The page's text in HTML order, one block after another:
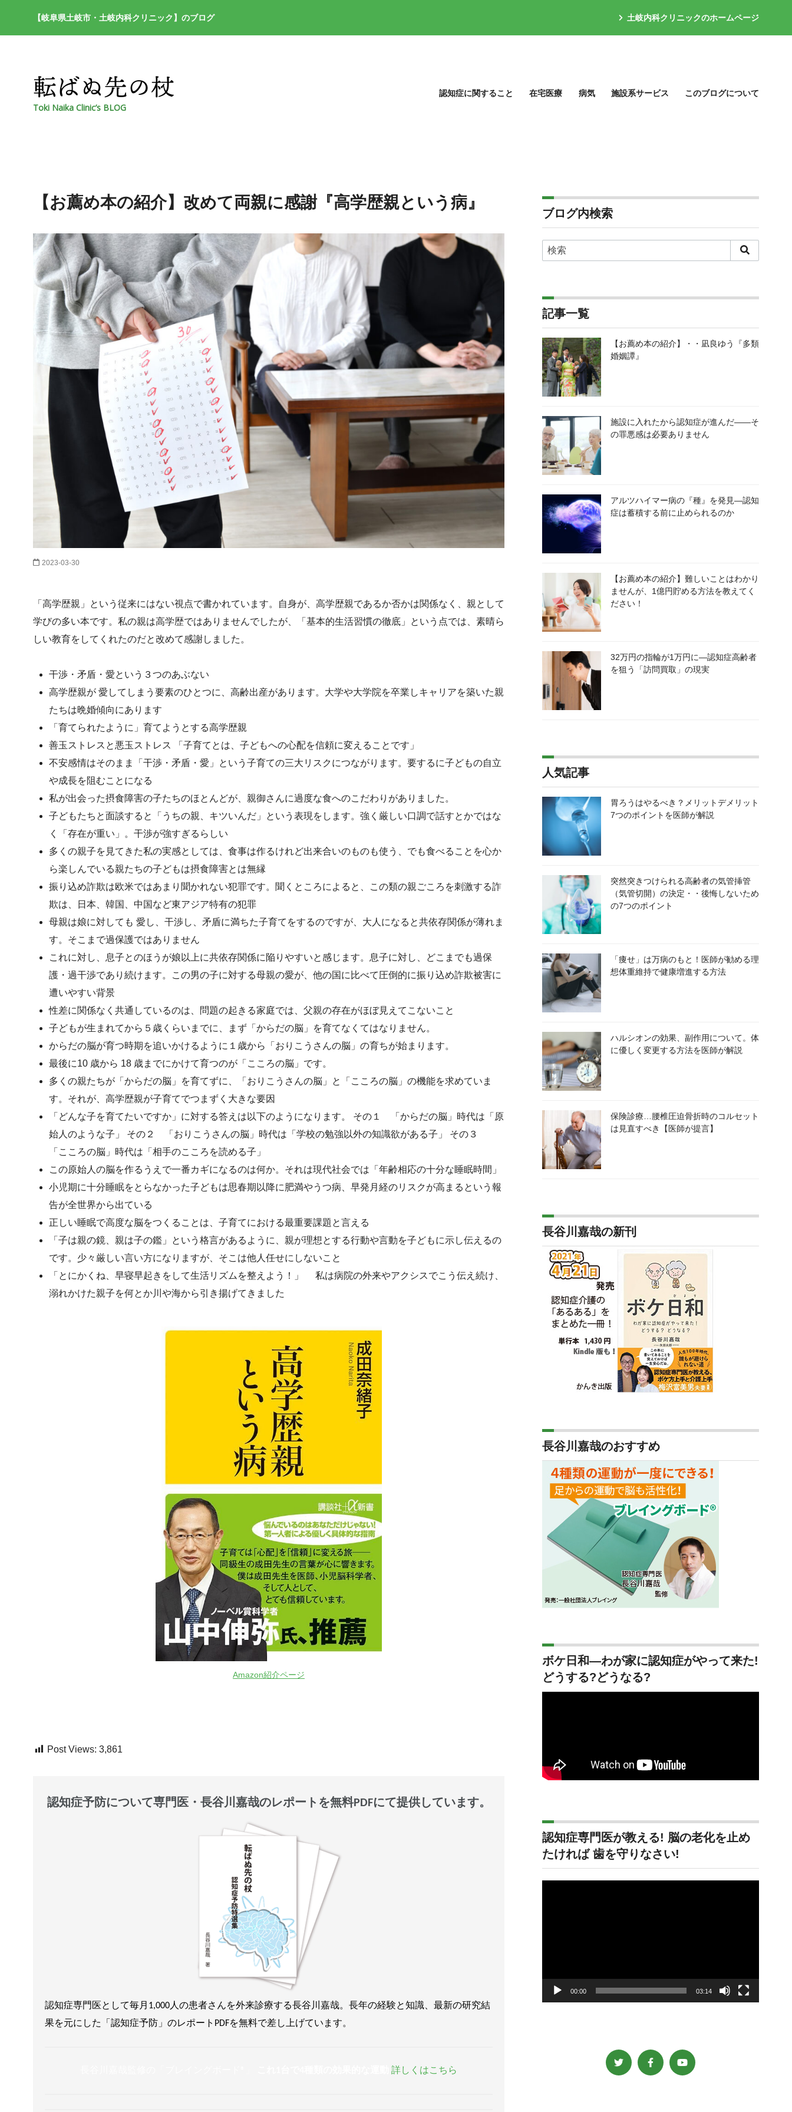
【岐阜県土岐市・土岐内科クリニック】のブログ 土岐内科クリニックのホームページ
Toki Naika Clinic’s BLOG
認知症に関すること 在宅医療 病気 施設系サービス このブログについて
【お薦め本の紹介】改めて両親に感謝『高学歴親という病』
2023-03-30
「高学歴親」という従来にはない視点で書かれています。自身が、高学歴親であるか否かは関係なく、親として
学びの多い本です。私の親は高学歴ではありませんでしたが、「基本的生活習慣の徹底」という点では、素晴ら
しい教育をしてくれたのだと改めて感謝しました。
干渉・矛盾・愛という３つのあぶない
高学歴親が 愛してしまう要素のひとつに、高齢出産があります。大学や大学院を卒業しキャリアを築いた親
たちは晩婚傾向にあります
「育てられたように」育てようとする高学歴親
善玉ストレスと悪玉ストレス 「子育てとは、子どもへの心配を信頼に変えることです」
不安感情はそのまま「干渉・矛盾・愛」という子育ての三大リスクにつながります。要するに子どもの自立
や成長を阻むことになる
私が出会った摂食障害の子たちのほとんどが、親御さんに過度な食へのこだわりがありました。
子どもたちと面談すると「うちの親、キツいんだ」という表現をします。強く厳しい口調で話すとかではな
く「存在が重い」。干渉が強すぎるらしい
多くの親子を見てきた私の実感としては、食事は作るけれど出来合いのものも使う、でも食べることを心か
ら楽しんでいる親たちの子どもは摂食障害とは無縁
振り込め詐欺は欧米ではあまり聞かれない犯罪です。聞くところによると、この類の親ごころを刺激する詐
欺は、日本、韓国、中国など東アジア特有の犯罪
母親は娘に対しても 愛し、干渉し、矛盾に満ちた子育てをするのですが、大人になると共依存関係が薄れま
す。そこまで過保護ではありません
これに対し、息子とのほうが娘以上に共依存関係に陥りやすいと感じます。息子に対し、どこまでも過保
護・過干渉であり続けます。この男の子に対する母親の愛が、他の国に比べて圧倒的に振り込め詐欺被害に
遭いやすい背景
性差に関係なく共通しているのは、問題の起きる家庭では、父親の存在がほぼ見えてこないこと
子どもが生まれてから５歳くらいまでに、まず「からだの脳」を育てなくてはなりません。
からだの脳が育つ時期を追いかけるように１歳から「おりこうさんの脳」の育ちが始まります。
最後に10 歳から 18 歳までにかけて育つのが「こころの脳」です。
多くの親たちが「からだの脳」を育てずに、「おりこうさんの脳」と「こころの脳」の機能を求めていま
す。それが、高学歴親が子育てでつまずく大きな要因
「どんな子を育てたいですか」に対する答えは以下のようになります。 その１ 「からだの脳」時代は「原
始人のような子」 その２ 「おりこうさんの脳」時代は「学校の勉強以外の知識欲がある子」 その３
「こころの脳」時代は「相手のこころを読める子」
この原始人の脳を作るうえで一番カギになるのは何か。それは現代社会では「年齢相応の十分な睡眠時間」
小児期に十分睡眠をとらなかった子どもは思春期以降に肥満やうつ病、早発月経のリスクが高まるという報
告が全世界から出ている
正しい睡眠で高度な脳をつくることは、子育てにおける最重要課題と言える
「子は親の鏡、親は子の鑑」という格言があるように、親が理想とする行動や言動を子どもに示し伝えるの
です。少々厳しい言い方になりますが、そこは他人任せにしないこと
「とにかくね、早寝早起きをして生活リズムを整えよう！」 私は病院の外来やアクシスでこう伝え続け、
溺れかけた親子を何とか川や海から引き揚げてきました
Amazon紹介ページ
Post Views: 3,861
認知症予防について専門医・長谷川嘉哉のレポートを無料PDFにて提供しています。
認知症専門医として毎月1,000人の患者さんを外来診療する長谷川嘉哉。長年の経験と知識、最新の研究結
果を元にした「認知症予防」のレポートPDFを無料で差し上げています。
詳しくはこちら
ブログ内検索
記事一覧
【お薦め本の紹介】・・凪良ゆう『多類
婚姻譚』
施設に入れたから認知症が進んだ――そ
の罪悪感は必要ありません
アルツハイマー病の『種』を発見―認知
症は蓄積する前に止められるのか
【お薦め本の紹介】難しいことはわかり
ませんが、1億円貯める方法を教えてく
ださい！
32万円の指輪が1万円に―認知症高齢者
を狙う「訪問買取」の現実
人気記事
胃ろうはやるべき？メリットデメリット
7つのポイントを医師が解説
突然突きつけられる高齢者の気管挿管
（気管切開）の決定・・後悔しないため
の7つのポイント
「痩せ」は万病のもと！医師が勧める理
想体重維持で健康増進する方法
ハルシオンの効果、副作用について。体
に優しく変更する方法を医師が解説
保険診療…腰椎圧迫骨折時のコルセット
は見直すべき【医師が提言】
長谷川嘉哉の新刊
長谷川嘉哉のおすすめ
ボケ日和―わが家に認知症がやって来た!
どうする?どうなる?
認知症専門医が教える! 脳の老化を止め
たければ 歯を守りなさい!
00:00 03:14